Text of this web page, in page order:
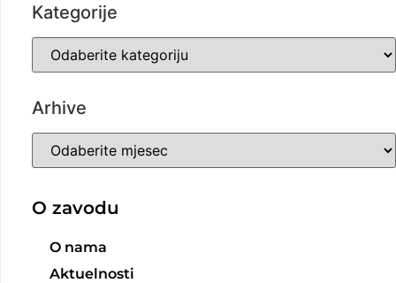
Kategorije
Arhive
O zavodu
O nama
Aktuelnosti